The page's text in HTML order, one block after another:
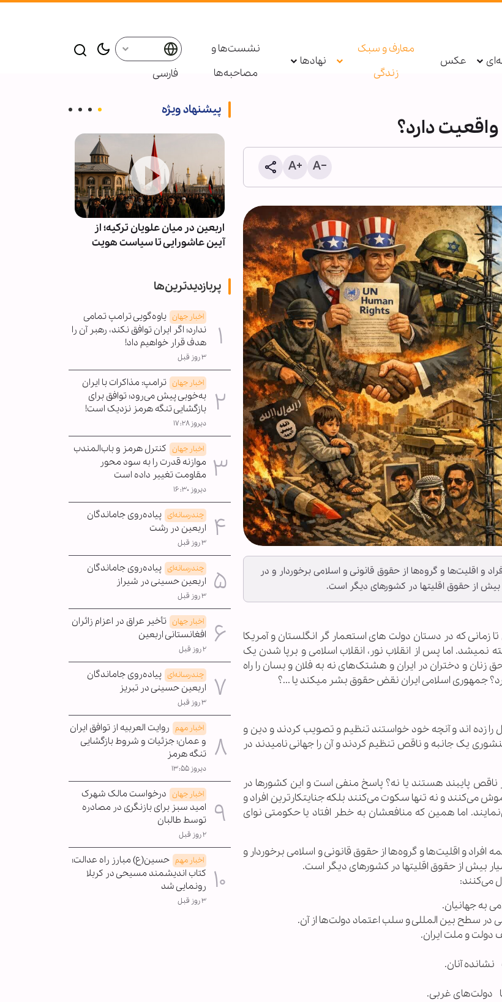
عکس
معارف و سبک
زندگی
نهادها
نشست‌ها و
مصاحبه‌ها
فارسی
دارد؟
اقلیت‌ها و گروه‌ها از حقوق قانونی و اسلامی برخوردار و در
از حقوق اقلیتها در کشورهای دیگر است.
زمانی که در دستان دولت های استعمار گر انگلستان و آمریکا
اما پس از انقلاب نور، انقلاب اسلامی و برپا شدن یک
و دختران در ایران و هشتک‌های نه به فلان و بسان را راه
جمهوری اسلامی ایران نقض حقوق بشر میکند یا ...؟
را زده اند و آنچه خود خواستند تنظیم و تصویب کردند و دین و
یک جانبه و ناقص تنظیم کردند و آن را جهانی نامیدند در
پایبند هستند یا نه؟ پاسخ منفی است و این کشورها در
می‌کنند و نه تنها سکوت می‌کنند بلکه جنایتکارترین افراد و
اما همین که منافعشان به خطر افتاد یا حکومتی نوای
و اقلیت‌ها و گروه‌ها از حقوق قانونی و اسلامی برخوردار و
بیش از حقوق اقلیتها در کشورهای دیگر است.
می‌کنند:
به جهانیان.
در سطح بین المللی و سلب اعتماد دولت‌ها از آن.
دولت و ملت ایران.
آنان.
دولت‌های غربی.
پیشنهاد ویژه
آیا قرآن چند همسری را جایز
دانسته است؟
اربعین در میان علویان ترکیه؛ از
آیین عاشورایی تا سیاست هویت
پربازدیدترین‌ها
اخبار جهان یاوه‌گویی ترامپ تمامی
ندارد؛ اگر ایران توافق نکند، رهبر آن را
هدف قرار خواهیم داد!
۳ روز قبل
اخبار جهان ترامپ: مذاکرات با ایران
به‌خوبی پیش می‌رود؛ توافق برای
بازگشایی تنگه هرمز نزدیک است!
دیروز ۱۷:۲۸
اخبار جهان کنترل هرمز و باب‌المندب
موازنه قدرت را به سود محور
مقاومت تغییر داده است
دیروز ۱۶:۳۰
چندرسانه‌ای پیاده‌روی جاماندگان
اربعین در رشت
۳ روز قبل
چندرسانه‌ای پیاده‌روی جاماندگان
اربعین حسینی در شیراز
۳ روز قبل
اخبار جهان تأخیر عراق در اعزام زائران
افغانستانی اربعین
۲ روز قبل
چندرسانه‌ای پیاده‌روی جاماندگان
اربعین حسینی در تبریز
۳ روز قبل
اخبار مهم روایت العربیه از توافق ایران
و عمان؛ جزئیات و شروط بازگشایی
تنگه هرمز
دیروز ۱۳:۵۵
اخبار جهان درخواست مالک شهرک
امید سبز برای بازنگری در مصادره
توسط طالبان
۲ روز قبل
اخبار مهم حسین(ع) مبارز راه عدالت؛
کتاب اندیشمند مسیحی در کربلا
رونمایی شد
۳ روز قبل